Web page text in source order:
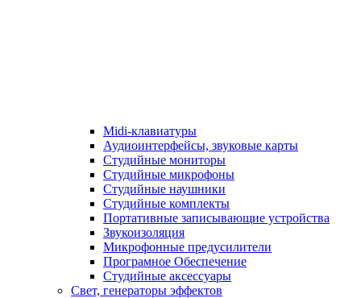
Midi-клавиатуры
Аудиоинтерфейсы, звуковые карты
Студийные мониторы
Студийные микрофоны
Студийные наушники
Студийные комплекты
Портативные записывающие устройства
Звукоизоляция
Микрофонные предусилители
Програмное Обеспечение
Студийные аксессуары
Свет, генераторы эффектов